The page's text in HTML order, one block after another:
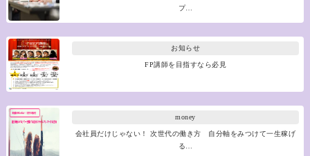
プ…
お知らせ
FP講師を目指すなら必見
money
会社員だけじゃない！ 次世代の働き方 自分軸をみつけて一生稼げ
る…